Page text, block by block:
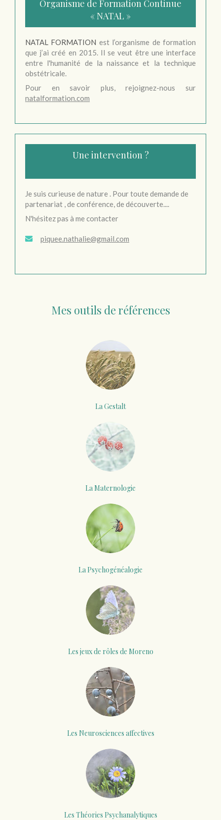
Organisme de Formation Continue
« NATAL »
NATAL FORMATION est l’organisme de formation
que j’ai créé en 2015. Il se veut être une interface
entre l'humanité de la naissance et la technique
obstétricale.
Pour en savoir plus, rejoignez-nous sur
natalformation.com
Une intervention ?
Je suis curieuse de nature . Pour toute demande de
partenariat , de conférence, de découverte....
N'hésitez pas à me contacter
piquee.nathalie@gmail.com
Mes outils de références
La Gestalt
La Maternologie
La Psychogénéalogie
Les jeux de rôles de Moreno
Les Neurosciences affectives
Les Théories Psychanalytiques